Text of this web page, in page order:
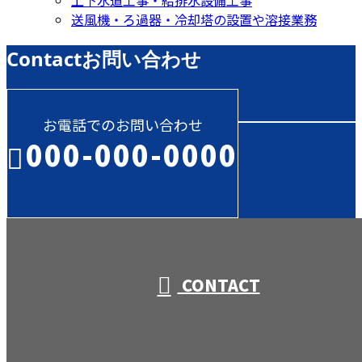
送風機・ろ過器・冷却塔の設置や溶接業務
Contactお問い合わせ
お電話でのお問い合わせ
000-000-0000
CONTACT